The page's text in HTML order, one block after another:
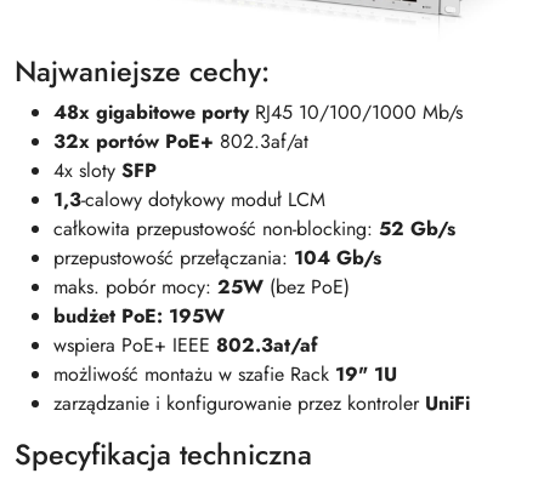
Najwaniejsze cechy:
48x gigabitowe portyRJ45 10/100/1000 Mb/s
32x portów PoE+ 802.3af/at
4x sloty SFP
1,3-calowy dotykowy moduł LCM
całkowita przepustowość non-blocking: 52 Gb/s
przepustowość przełączania: 104 Gb/s
maks. pobór mocy: 25W (bez PoE)
budżet PoE: 195W
wspiera PoE+ IEEE 802.3at/af
możliwość montażu w szafie Rack 19" 1U
zarządzanie i konfigurowanie przez kontroler UniFi
Specyfikacja techniczna